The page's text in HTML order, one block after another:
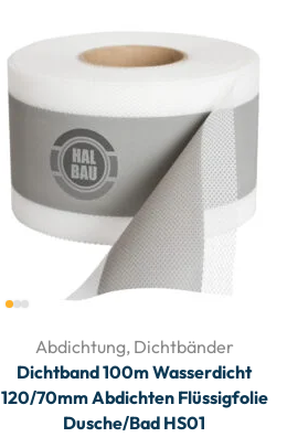
Abdichtung, Dichtbänder
Dichtband 100m Wasserdicht
120/70mm Abdichten Flüssigfolie
Dusche/Bad HS01